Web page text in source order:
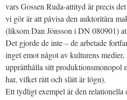
vars Gossen Ruda-attityd är precis
vi gör är att påvisa den auktoritära
(liksom Dan Jönsson i DN 080901)
Det gjorde de inte – de arbetade
inget emot något av kulturens
upprätthålla sitt produktionsmonopol
har, vilket rätt och slätt är lögn).
Ett tydligt exempel är den relationella